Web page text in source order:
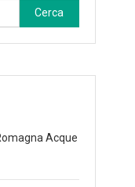
Ricerca
per:
Acque